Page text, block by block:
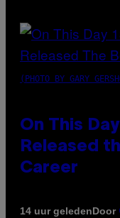
(PHOTO BY GARY
On This
Released
Career
14 uur geledenDoor